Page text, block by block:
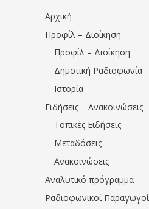
Αρχική
Προφίλ – Διοίκηση
Προφίλ – Διοίκηση
Δημοτική Ραδιοφωνία
Ιστορία
Ειδήσεις – Ανακοινώσεις
Τοπικές Ειδήσεις
Μεταδόσεις
Ανακοινώσεις
Αναλυτικό πρόγραμμα
Ραδιοφωνικοί Παραγωγοί